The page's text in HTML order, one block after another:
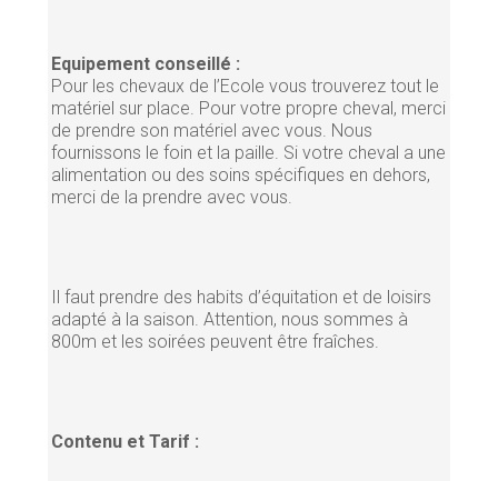
Equipement conseillé :
Pour les chevaux de l’Ecole vous trouverez tout le
matériel sur place. Pour votre propre cheval, merci
de prendre son matériel avec vous. Nous
fournissons le foin et la paille. Si votre cheval a une
alimentation ou des soins spécifiques en dehors,
merci de la prendre avec vous.
Il faut prendre des habits d’équitation et de loisirs
adapté à la saison. Attention, nous sommes à
800m et les soirées peuvent être fraîches.
Contenu et Tarif :